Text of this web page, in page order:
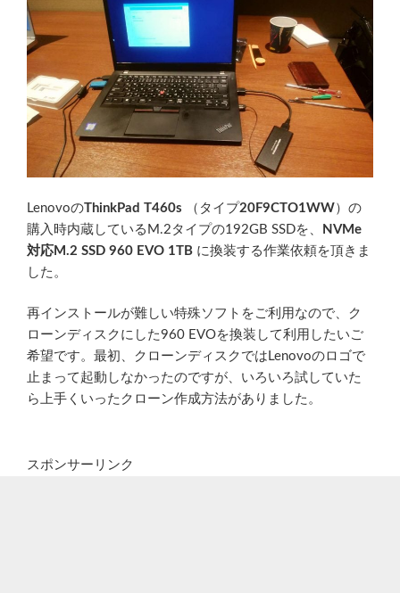
LenovoのThinkPad T460s （タイプ20F9CTO1WW）の
購入時内蔵しているM.2タイプの192GB SSDを、
NVMe
対応M.2 SSD 960 EVO 1TB に換装する作業依頼を頂きま
した。
再インストールが難しい特殊ソフトをご利用なので、ク
ローンディスクにした960 EVOを換装して利用したいご
希望です。最初、クローンディスクではLenovoのロゴで
止まって起動しなかったのですが、いろいろ試していた
ら上手くいったクローン作成方法がありました。
スポンサーリンク